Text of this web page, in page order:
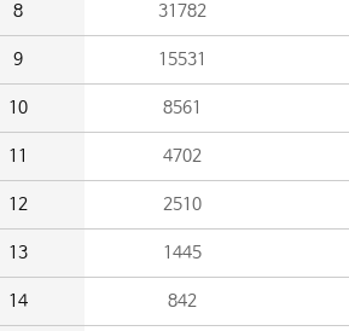
8 31782
9 15531
10 8561
11 4702
12 2510
13 1445
14 842